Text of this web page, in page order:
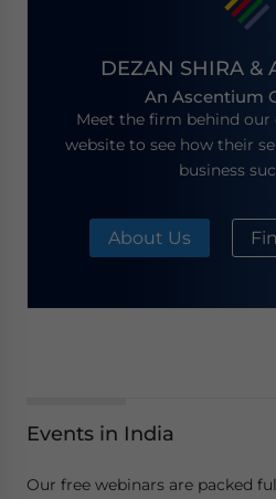
DEZAN SHIRA &
An Ascentium
Meet the firm behind
website to see how their
business
About Us
Events in India
Our free webinars are packed